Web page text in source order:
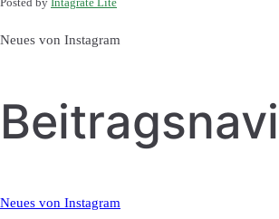
Posted by Intagrate Lite
Neues von Instagram
Neues von Instagram